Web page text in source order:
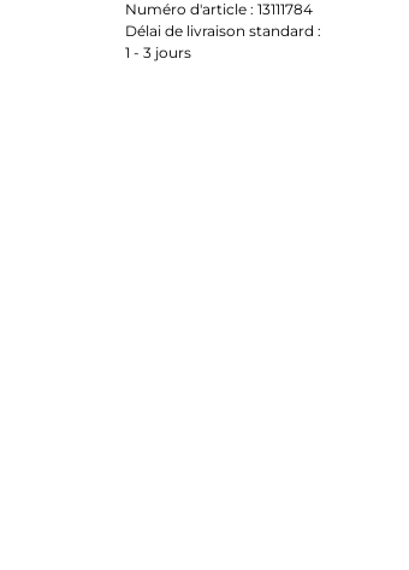
Numéro d'article : 13111784
Délai de livraison standard :
1 - 3 jours